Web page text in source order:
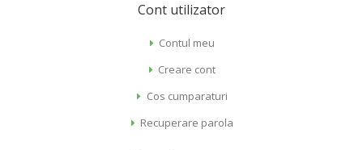
Cont utilizator
Contul meu
Creare cont
Cos cumparaturi
Recuperare parola